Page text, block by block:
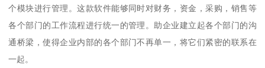
个模块进行管理。这款软件能够同时对财务，资金，采购，销售等
各个部门的工作流程进行统一的管理。助企业建立起各个部门的沟
通桥梁，使得企业内部的各个部门不再单一，将它们紧密的联系在
一起。